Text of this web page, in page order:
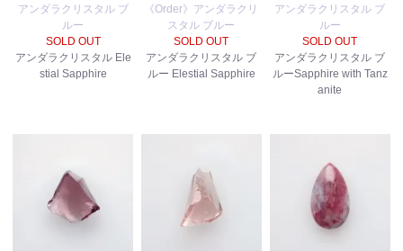
アンダラクリスタル ブ
ルー
SOLD OUT
アンダラクリスタル Ele
stial Sapphire
《Order》アンダラクリ
スタル ブルー
SOLD OUT
アンダラクリスタル ブ
ルー Elestial Sapphire
アンダラクリスタル ブ
ルー
SOLD OUT
アンダラクリスタル ブ
ルーSapphire with Tanz
anite